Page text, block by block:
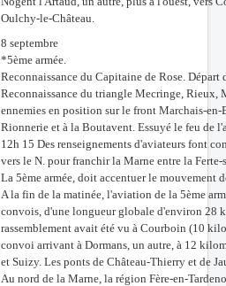
Oulchy-le-Château.
8 septembre
*5ème armée.
Reconnaissance du Capitaine de Rose.
Reconnaissance du triangle Mecringe, Rieux,
ennemies en position sur le front Marchais-
Rionnerie et à la Boutavent. Essuyé le feu de
12h 15 Des renseignements d'aviateurs font
vers le N. pour franchir la Marne entre la
La 5ème armée, doit accentuer le mouvement
A la fin de la matinée, l'aviation de la 5ème
convois, d'une longueur globale d'environ 28
rassemblement avait été vu à Courboin (10
convoi arrivant à Dormans, un autre, à 12
et Suizy. Les ponts de Château-Thierry et de
Au nord de la Marne, la région Fère-en-